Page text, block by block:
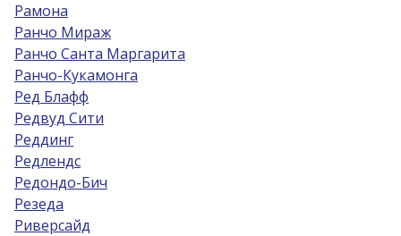
Рамона
Ранчо Мираж
Ранчо Санта Маргарита
Ранчо-Кукамонга
Ред Блафф
Редвуд Сити
Реддинг
Редлендс
Редондо-Бич
Резеда
Риверсайд